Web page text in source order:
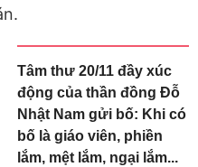
Tâm thư 20/11 đầy xúc
động của thần đồng Đỗ
Nhật Nam gửi bố: Khi có
bố là giáo viên, phiền
lắm, mệt lắm, ngại lắm...